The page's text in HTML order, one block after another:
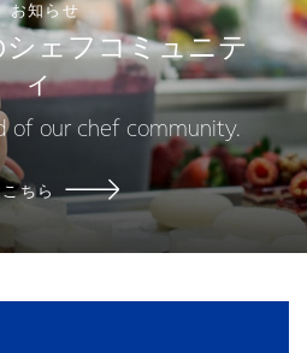
お知らせ
ェフコミュニテ
ィ
of our chef community.
ちら